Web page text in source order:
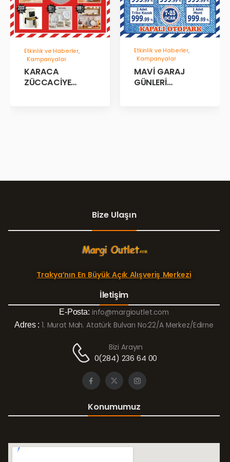
Etkinlik ve Haberler,
Kampanyalar
KARACA
ZÜCCACİYE
Etkinlik ve Haberler,
Kampanyalar
MAVİ GARAJ
GÜNLERİ
Bize Ulaşın
Trakya’nın En Büyük Açık Alışveriş Merkezi
İletişim
E-Posta: info@margioutlet.com
Adres : 1. Murat Mah. Atatürk Bulvarı No:22/A Merkez/Edirne
Bizi Arayın
0(284) 236 64 00
Konumumuz